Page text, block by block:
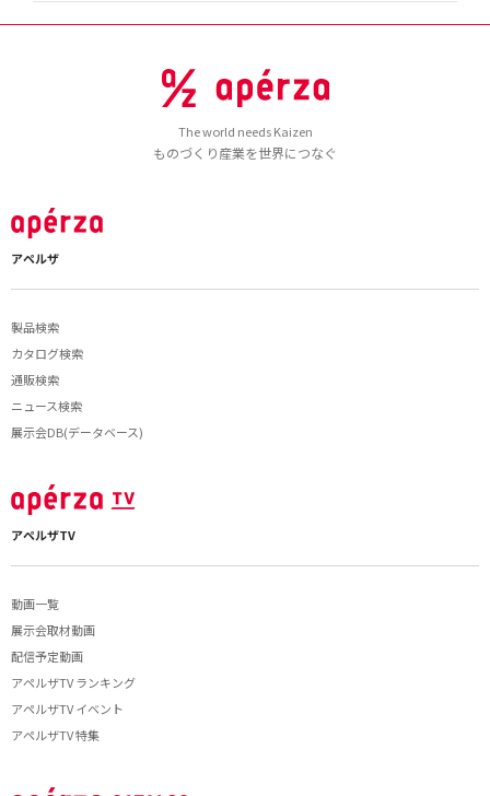
The world needs Kaizen
ものづくり産業を世界につなぐ
アペルザ
製品検索
カタログ検索
通販検索
ニュース検索
展示会DB(データベース)
アペルザTV
動画一覧
展示会取材動画
配信予定動画
アペルザTV ランキング
アペルザTV イベント
アペルザTV 特集